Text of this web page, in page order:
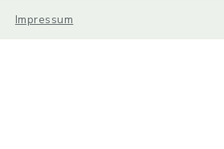
Impressum
Sitemap